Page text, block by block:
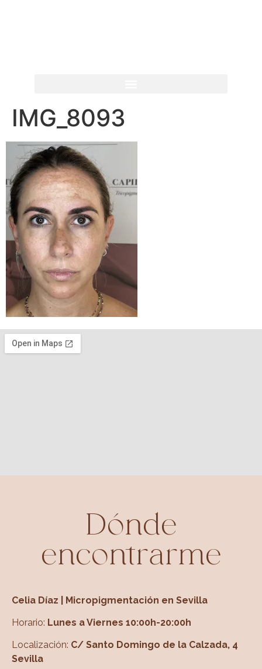
IMG_8093
Dónde
encontrarme
Celia Díaz | Micropigmentación en Sevilla
Horario: Lunes a Viernes 10:00h-20:00h
Localización: C/ Santo Domingo de la Calzada, 4
Sevilla